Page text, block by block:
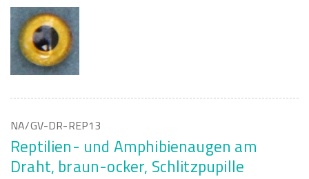
NA/GV-DR-REP13
Reptilien- und Amphibienaugen am
Draht, braun-ocker, Schlitzpupille